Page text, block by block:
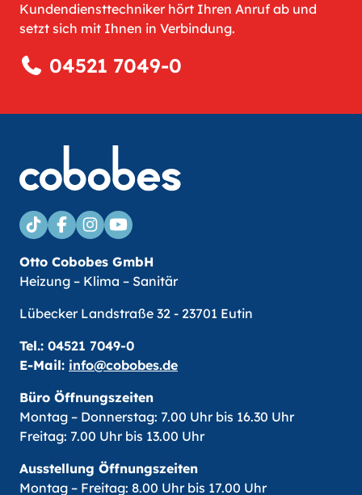
Kundendiensttechniker hört Ihren Anruf ab und
setzt sich mit Ihnen in Verbindung.
04521 7049-0
Otto Cobobes GmbH
Heizung – Klima – Sanitär
Lübecker Landstraße 32 - 23701 Eutin
Tel.: 04521 7049-0
E-Mail: info@cobobes.de
Büro Öffnungszeiten
Montag – Donnerstag: 7.00 Uhr bis 16.30 Uhr
Freitag: 7.00 Uhr bis 13.00 Uhr
Ausstellung Öffnungszeiten
Montag – Freitag: 8.00 Uhr bis 17.00 Uhr